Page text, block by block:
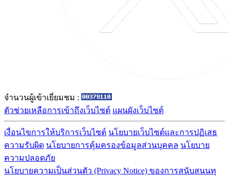
จำนวนผู้เข้าเยี่ยมชม :
ตัวช่วยเหลือการเข้าถึงเว็บไซต์ แผนผังเว็บไซต์
เงื่อนไขการให้บริการเว็บไซต์ นโยบายเว็บไซต์และการปฏิเสธ
ความรับผิด นโยบายการคุ้มครองข้อมูลส่วนบุคคล นโยบาย
ความปลอดภัย
นโยบายความเป็นส่วนตัว (Privacy Notice) ของการสนับสนนทุ